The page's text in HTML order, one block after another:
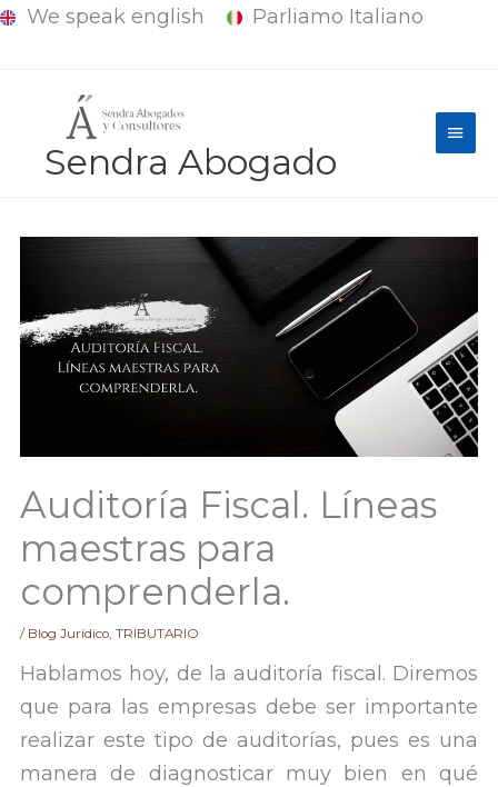
We speak english Parliamo Italiano
Sendra Abogado
Auditoría Fiscal. Líneas
maestras para
comprenderla.
/ Blog Jurídico,TRIBUTARIO
Hablamos hoy, de la auditoría fiscal. Diremos
que para las empresas debe ser importante
realizar este tipo de auditorías, pues es una
manera de diagnosticar muy bien en qué